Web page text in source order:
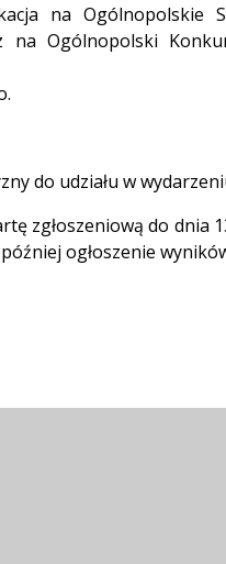
na Ogólnopolskie
na Ogólnopolski
do udziału w
zgłoszeniową do dnia
ogłoszenie